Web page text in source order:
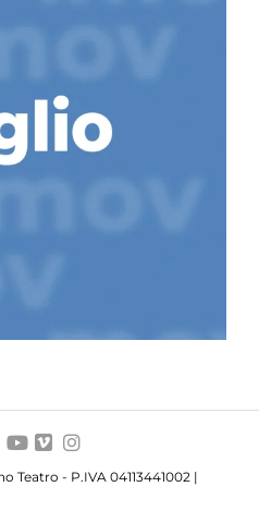
Teatro - P.IVA 04113441002 |